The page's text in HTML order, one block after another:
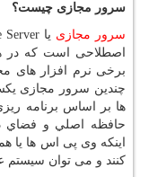
سرور مجازی چیست؟
سرور مجازی یا Server
اصطلاحی است که در
برخی نرم افزار های
چندین سرور مجازی
ها بر اساس برنامه
حافظه اصلي و فضاي
اینکه وی پی اس ها
کنند و می توان سیستم